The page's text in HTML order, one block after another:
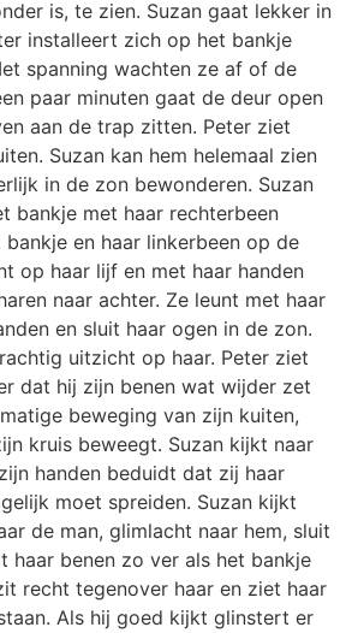
is, te zien. Suzan gaat lekker in
installeert zich op het bankje
spanning wachten ze af of de
paar minuten gaat de deur open
aan de trap zitten. Peter ziet
Suzan kan hem helemaal zien
in de zon bewonderen. Suzan
bankje met haar rechterbeen
en haar linkerbeen op de
op haar lijf en met haar handen
naar achter. Ze leunt met haar
en sluit haar ogen in de zon.
uitzicht op haar. Peter ziet
dat hij zijn benen wat wijder zet
beweging van zijn kuiten,
kruis beweegt. Suzan kijkt naar
handen beduidt dat zij haar
moet spreiden. Suzan kijkt
de man, glimlacht naar hem, sluit
haar benen zo ver als het bankje
recht tegenover haar en ziet haar
Als hij goed kijkt glinstert er